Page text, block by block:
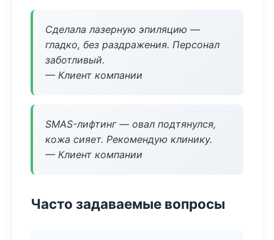
Сделала лазерную эпиляцию —
гладко, без раздражения. Персонал
заботливый.
— Клиент компании
SMAS-лифтинг — овал подтянулся,
кожа сияет. Рекомендую клинику.
— Клиент компании
Часто задаваемые вопросы